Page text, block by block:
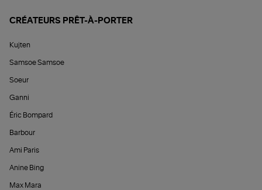
CRÉATEURS PRÊT-À-PORTER
Kujten
Samsoe Samsoe
Soeur
Ganni
Éric Bompard
Barbour
Ami Paris
Anine Bing
Max Mara